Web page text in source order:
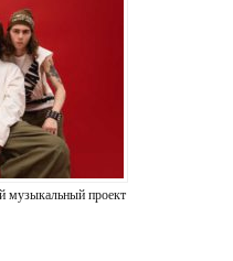
музыкальный проект